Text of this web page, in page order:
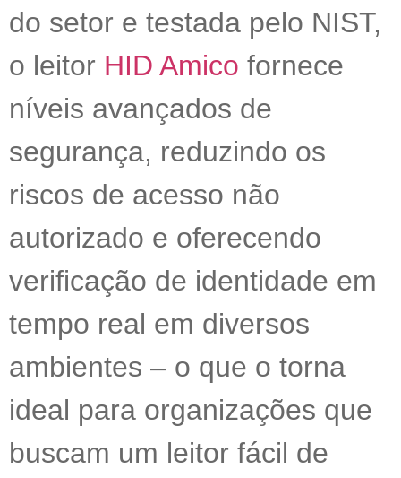
do setor e testada pelo NIST,
o leitor HID Amico fornece
níveis avançados de
segurança, reduzindo os
riscos de acesso não
autorizado e oferecendo
verificação de identidade em
tempo real em diversos
ambientes – o que o torna
ideal para organizações que
buscam um leitor fácil de